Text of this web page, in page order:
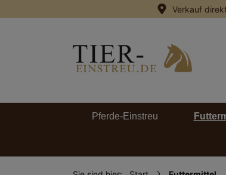
Zur Hauptnavigation springen
Verkauf
Pferde-Einstreu